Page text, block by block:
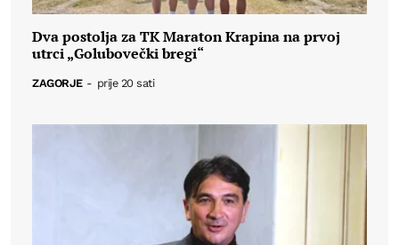
Dva postolja za TK Maraton Krapina na prvoj
utrci „Golubovečki bregi“
ZAGORJE - prije 20 sati